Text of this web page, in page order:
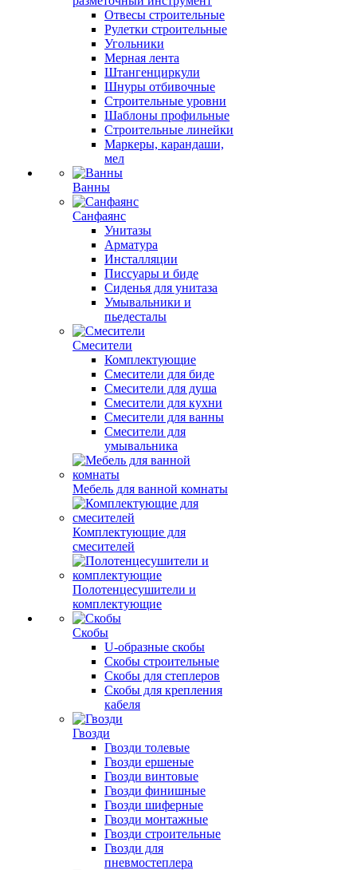
Отвесы строительные
Рулетки строительные
Угольники
Мерная лента
Штангенциркули
Шнуры отбивочные
Строительные уровни
Шаблоны профильные
Строительные линейки
Маркеры, карандаши,
мел
Ванны
Санфаянс
Унитазы
Арматура
Инсталляции
Писсуары и биде
Сиденья для унитаза
Умывальники и
пьедесталы
Смесители
Комплектующие
Смесители для биде
Смесители для душа
Смесители для кухни
Смесители для ванны
Смесители для
умывальника
Мебель для ванной комнаты
Комплектующие для
смесителей
Полотенцесушители и
комплектующие
Скобы
U-образные скобы
Скобы строительные
Скобы для степлеров
Скобы для крепления
кабеля
Гвозди
Гвозди толевые
Гвозди ершеные
Гвозди винтовые
Гвозди финишные
Гвозди шиферные
Гвозди монтажные
Гвозди строительные
Гвозди для
пневмостеплера